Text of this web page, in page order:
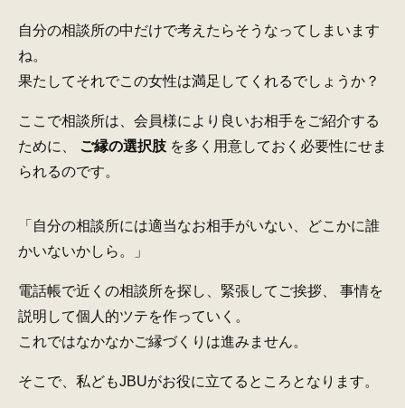
自分の相談所の中だけで考えたらそうなってしまいます
ね。
果たしてそれでこの女性は満足してくれるでしょうか？
ここで相談所は、会員様により良いお相手をご紹介する
ために、
ご縁の選択肢 を多く用意しておく必要性にせま
られるのです。
「自分の相談所には適当なお相手がいない、どこかに誰
かいないかしら。」
電話帳で近くの相談所を探し、緊張してご挨拶、
事情を
説明して個人的ツテを作っていく。
これではなかなかご縁づくりは進みません。
そこで、私どもJBUがお役に立てるところとなります。